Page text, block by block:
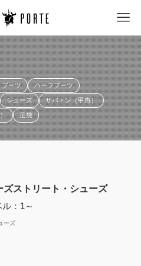
ブーツ ハーフブーツ
シューズ サバトン（甲冑）
足袋
ズストリート・シューズ
ル：1～
ーズ